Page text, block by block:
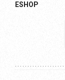
ESHOP